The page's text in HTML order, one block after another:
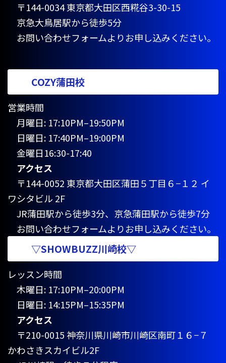
〒144-0034 東京都大田区西糀谷3-30-15
京急大鳥居駅から徒歩5分
お問い合わせフォームよりお申し込みください。
COZY蒲田校
営業時間
月曜日: 17:10PM–19:50PM
日曜日: 17:40PM–19:00PM
金曜日16:30-17:40
アクセス
〒144-0052 東京都大田区蒲田５丁目６−１２ イ
ワシタビル 2F
JR蒲田駅から徒歩3分、京急蒲田駅から徒歩7分
お問い合わせフォームよりお申し込みください。
▽SHOWBUZZ川崎校▽
レッスン時間
木曜日: 17:10PM–20:00PM
日曜日: 14:15PM–15:35PM
アクセス
〒210-0015 神奈川県川崎市川崎区南町１６−７
かわさきスカイビル2F